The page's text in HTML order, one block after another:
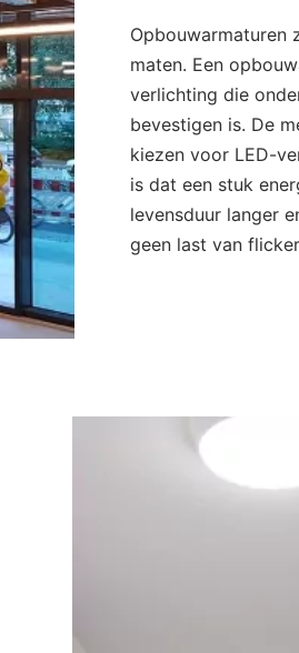
Opbouwarmaturen
maten. Een
verlichting die
bevestigen is. De
kiezen voor LED-
is dat een stuk
levensduur langer
geen last van